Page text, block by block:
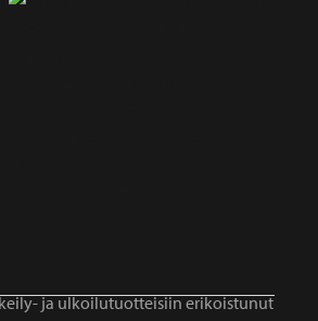
ja ulkoilutuotteisiin erikoistunut